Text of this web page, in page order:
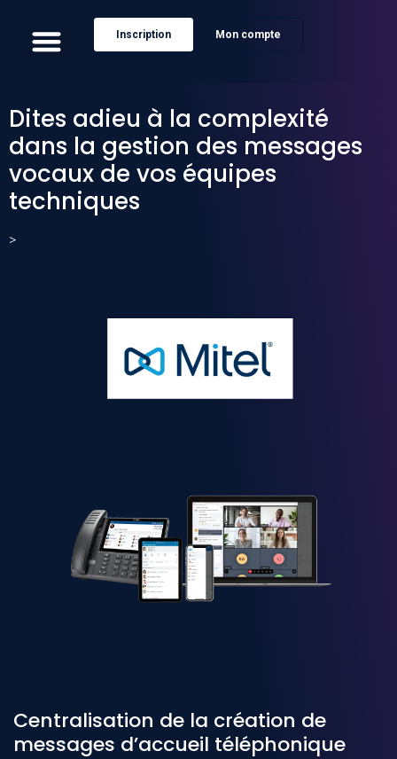
Inscription Mon compte
Dites adieu à la complexité
dans la gestion des messages
vocaux de vos équipes
techniques
>
Centralisation de la création de
messages d’accueil téléphonique